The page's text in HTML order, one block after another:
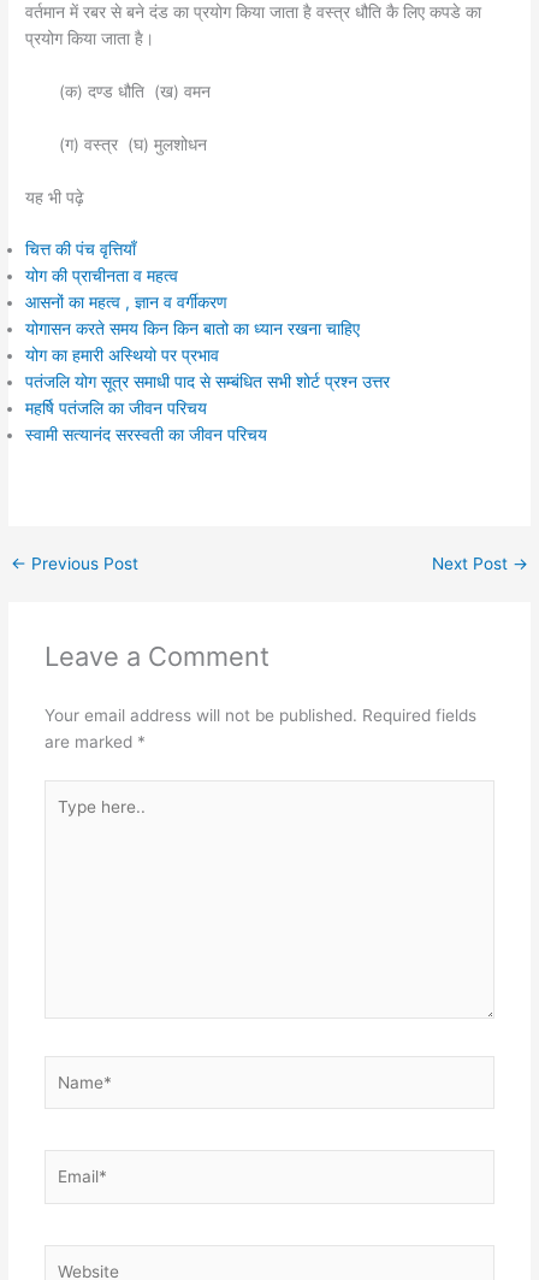
वर्तमान में रबर से बने दंड का प्रयोग किया जाता है वस्त्र धौति कै लिए कपडे का
प्रयोग किया जाता है।
(क) दण्ड धौति (ख) वमन
(ग) वस्त्र (घ) मुलशोधन
यह भी पढ़े
चित्त की पंच वृत्तियाँ
योग की प्राचीनता व महत्व
आसनों का महत्व , ज्ञान व वर्गीकरण
योगासन करते समय किन किन बातो का ध्यान रखना चाहिए
योग का हमारी अस्थियो पर प्रभाव
पतंजलि योग सूत्र समाधी पाद से सम्बंधित सभी शोर्ट प्रश्न उत्तर
महर्षि पतंजलि का जीवन परिचय
स्वामी सत्यानंद सरस्वती का जीवन परिचय
← Previous Post Next Post →
Leave a Comment
Your email address will not be published. Required fields
are marked *
here..